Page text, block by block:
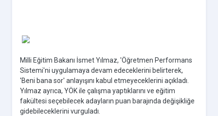
Milli Eğitim Bakanı İsmet Yılmaz, 'Öğretmen Performans
Sistemi'ni uygulamaya devam edeceklerini belirterek,
'Beni bana sor' anlayışını kabul etmeyeceklerini açıkladı.
Yılmaz ayrıca, YÖK ile çalışma yaptıklarını ve eğitim
fakültesi seçebilecek adayların puan barajında değişikliğe
gidebileceklerini vurguladı.